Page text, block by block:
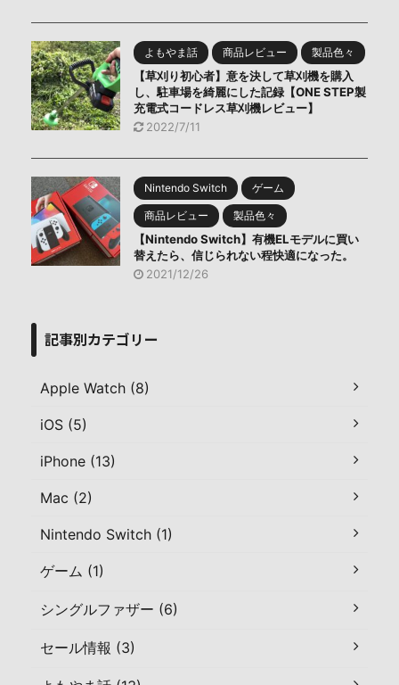
よもやま話 商品レビュー 製品色々
【草刈り初心者】意を決して草刈機を購入
し、駐車場を綺麗にした記録【ONE STEP製
充電式コードレス草刈機レビュー】
2022/7/11
Nintendo Switch ゲーム
商品レビュー 製品色々
【Nintendo Switch】有機ELモデルに買い
替えたら、信じられない程快適になった。
2021/12/26
記事別カテゴリー
Apple Watch (8)
iOS (5)
iPhone (13)
Mac (2)
Nintendo Switch (1)
ゲーム (1)
シングルファザー (6)
セール情報 (3)